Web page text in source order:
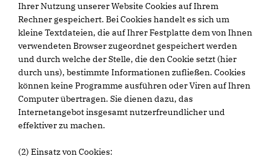
Ihrer Nutzung unserer Website Cookies auf Ihrem
Rechner gespeichert. Bei Cookies handelt es sich um
kleine Textdateien, die auf Ihrer Festplatte dem von Ihnen
verwendeten Browser zugeordnet gespeichert werden
und durch welche der Stelle, die den Cookie setzt (hier
durch uns), bestimmte Informationen zufließen. Cookies
können keine Programme ausführen oder Viren auf Ihren
Computer übertragen. Sie dienen dazu, das
Internetangebot insgesamt nutzerfreundlicher und
effektiver zu machen.
(2) Einsatz von Cookies: